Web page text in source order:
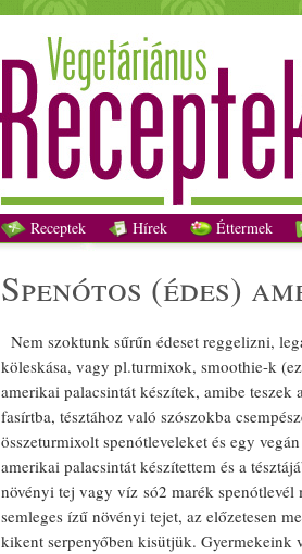
Receptek Hírek Éttermek
spenótos (édes)
Nem szoktunk sűrűn édeset reggelizni,
köleskása, vagy pl.turmixok, smoothie-k
amerikai palacsintát készítek, amibe teszek
fasírtba, tésztához való szószokba
összeturmixolt spenótleveleket és egy vegán
amerikai palacsintát készítettem és a
növényi tej vagy vízsó2 marék spenótlevél
semleges ízű növényi tejet, az előzetesen
kikent serpenyőben kisütjük. Gyermekeink